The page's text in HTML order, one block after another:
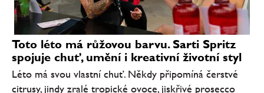
Toto léto má růžovou barvu. Sarti Spritz
spojuje chuť, umění i kreativní životní styl
Léto má svou vlastní chuť. Někdy připomíná čerstvé
citrusy, jindy zralé tropické ovoce, jiskřivé prosecco